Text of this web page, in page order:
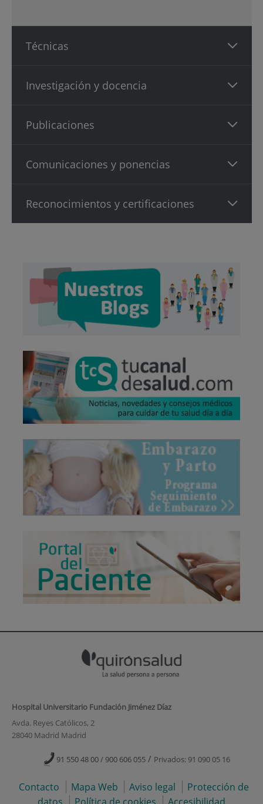
Técnicas
Investigación y docencia
Publicaciones
Comunicaciones y ponencias
Reconocimientos y certificaciones
Hospital Universitario Fundación Jiménez Díaz
Avda. Reyes Católicos, 2
28040 Madrid Madrid
91 550 48 00 / 900 606 055 / Privados: 91 090 05 16
Contacto Mapa Web Aviso legal
Protección de